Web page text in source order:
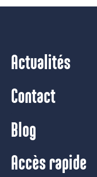
Actualités
Contact
Blog
Accès rapide